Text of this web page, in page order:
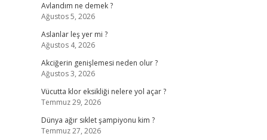
Avlandım ne demek ?
Ağustos 5, 2026
Aslanlar leş yer mi ?
Ağustos 4, 2026
Akciğerin genişlemesi neden olur ?
Ağustos 3, 2026
Vücutta klor eksikliği nelere yol açar ?
Temmuz 29, 2026
Dünya ağır sıklet şampiyonu kim ?
Temmuz 27, 2026